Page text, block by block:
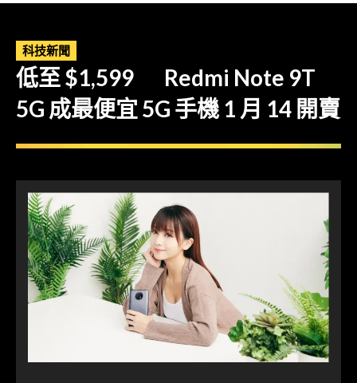
科技新聞
低至 $1,599 Redmi Note 9T
5G 成最便宜 5G 手機 1 月 14 開賣